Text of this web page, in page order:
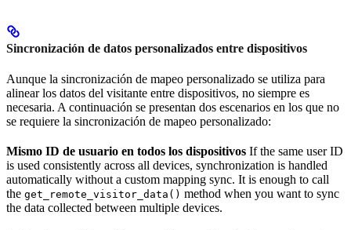
Sincronización de datos personalizados entre dispositivos
Aunque la sincronización de mapeo personalizado se utiliza para
alinear los datos del visitante entre dispositivos, no siempre es
necesaria. A continuación se presentan dos escenarios en los que no
se requiere la sincronización de mapeo personalizado:
Mismo ID de usuario en todos los dispositivos If the same user ID
is used consistently across all devices, synchronization is handled
automatically without a custom mapping sync. It is enough to call
the get_remote_visitor_data() method when you want to sync
the data collected between multiple devices.